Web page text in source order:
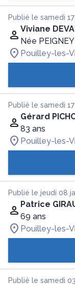
Publié le samedi
Viviane
Née PEIGNEY
Pouilley-les-
Publié le samedi
Gérard
83 ans
Pouilley-les-
Publié le jeudi 08
Patrice
69 ans
Pouilley-les-
Publié le samedi